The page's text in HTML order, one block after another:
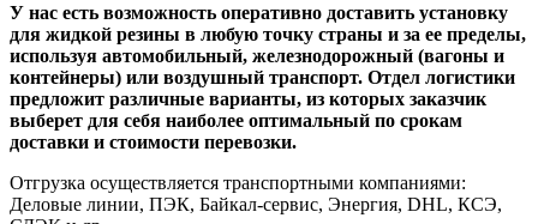
У нас есть возможность оперативно доставить установку
для жидкой резины в любую точку страны и за ее пределы,
используя автомобильный, железнодорожный (вагоны и
контейнеры) или воздушный транспорт. Отдел логистики
предложит различные варианты, из которых заказчик
выберет для себя наиболее оптимальный по срокам
доставки и стоимости перевозки.
Отгрузка осуществляется транспортными компаниями:
Деловые линии, ПЭК, Байкал-сервис, Энергия, DHL, КСЭ,